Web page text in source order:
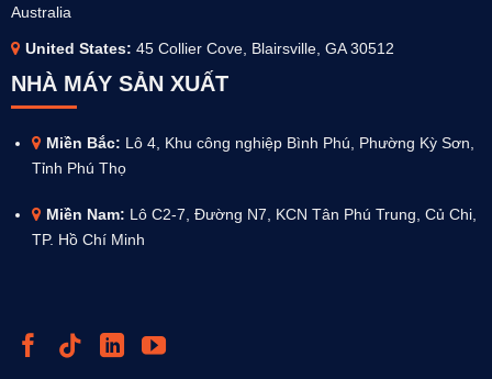
Australia
United States: 45 Collier Cove, Blairsville, GA 30512
NHÀ MÁY SẢN XUẤT
Miền Bắc: Lô 4, Khu công nghiệp Bình Phú, Phường Kỳ Sơn,
Tỉnh Phú Thọ
Miền Nam: Lô C2-7, Đường N7, KCN Tân Phú Trung, Củ Chi,
TP. Hồ Chí Minh